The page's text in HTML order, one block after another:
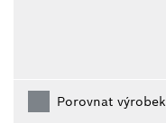
Porovnat výrobek